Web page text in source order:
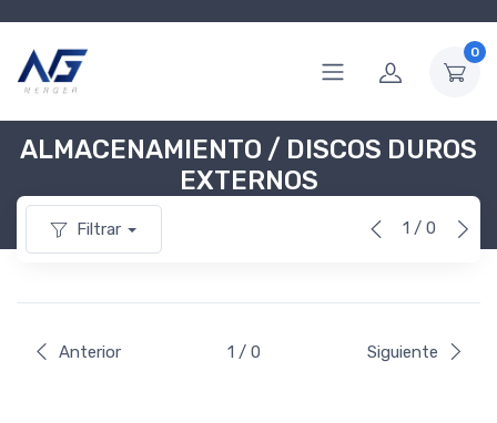
0
ALMACENAMIENTO / DISCOS DUROS
EXTERNOS
Filtrar 1 / 0
Anterior 1 / 0 Siguiente